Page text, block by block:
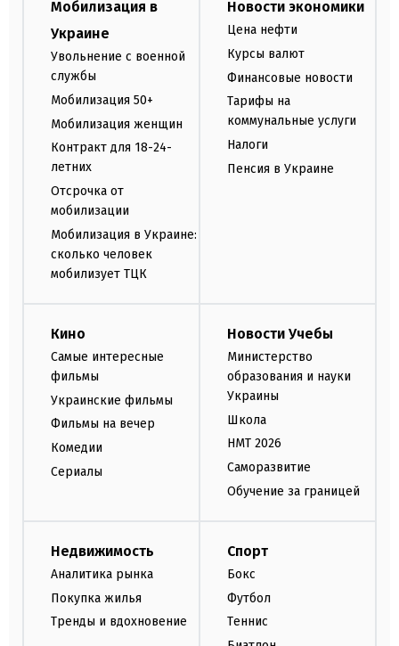
Мобилизация в
Украине
Увольнение с военной
службы
Мобилизация 50+
Мобилизация женщин
Контракт для 18-24-
летних
Отсрочка от
мобилизации
Мобилизация в Украине:
сколько человек
мобилизует ТЦК
Новости экономики
Цена нефти
Курсы валют
Финансовые новости
Тарифы на
коммунальные услуги
Налоги
Пенсия в Украине
Кино
Самые интересные
фильмы
Украинские фильмы
Фильмы на вечер
Комедии
Сериалы
Новости Учебы
Министерство
образования и науки
Украины
Школа
НМТ 2026
Саморазвитие
Обучение за границей
Недвижимость
Аналитика рынка
Покупка жилья
Тренды и вдохновение
Спорт
Бокс
Футбол
Теннис